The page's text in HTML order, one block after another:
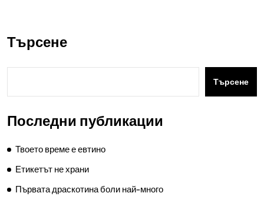
Търсене
Търсене
Последни публикации
Твоето време е евтино
Етикетът не храни
Първата драскотина боли най-много